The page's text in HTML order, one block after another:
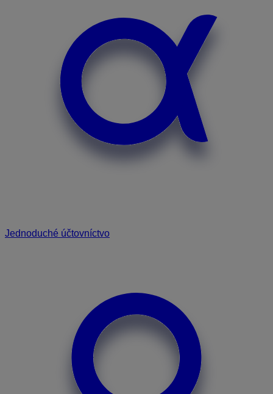
Jednoduché účtovníctvo